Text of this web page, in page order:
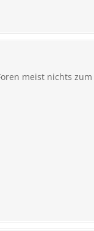
meist nichts